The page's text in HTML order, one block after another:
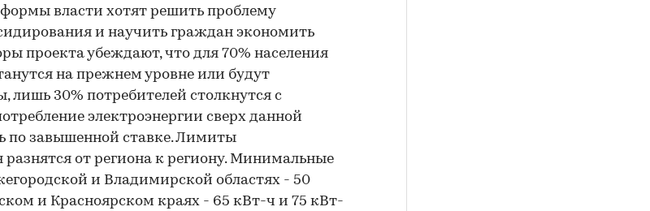
власти хотят решить проблему
и научить граждан экономить
проекта убеждают, что для 70% населения
на прежнем уровне или будут
лишь 30% потребителей столкнутся с
электроэнергии сверх данной
по завышенной ставке. Лимиты
разнятся от региона к региону. Минимальные
и Владимирской областях - 50
и Красноярском краях - 65 кВт-ч и 75 кВт-